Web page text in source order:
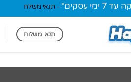
- תנאי משלח
תנאי משלוח